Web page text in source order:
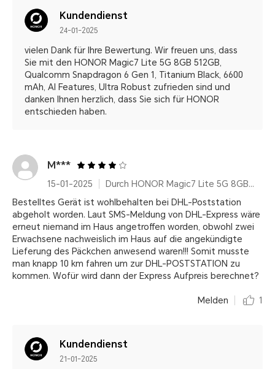
Kundendienst
24-01-2025
vielen Dank für Ihre Bewertung. Wir freuen uns, dass
Sie mit den HONOR Magic7 Lite 5G 8GB 512GB,
Qualcomm Snapdragon 6 Gen 1, Titanium Black, 6600
mAh, AI Features, Ultra Robust zufrieden sind und
danken Ihnen herzlich, dass Sie sich für HONOR
entschieden haben.
M***
15-01-2025
Durch HONOR Magic7 Lite 5G 8GB+512GB, Qualcomm Snapdragon 6 Gen 1, Titanium Purple, 6600 mAh, AI Features, Ultra Robust
Bestelltes Gerät ist wohlbehalten bei DHL-Poststation
abgeholt worden. Laut SMS-Meldung von DHL-Express wäre
erneut niemand im Haus angetroffen worden, obwohl zwei
Erwachsene nachweislich im Haus auf die angekündigte
Lieferung des Päckchen anwesend waren!!! Somit musste
man knapp 10 km fahren um zur DHL-POSTSTATION zu
kommen. Wofür wird dann der Express Aufpreis berechnet?
Melden 1
Kundendienst
21-01-2025